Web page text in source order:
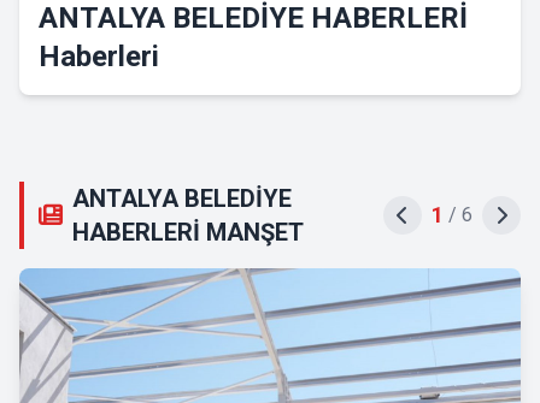
ANTALYA BELEDİYE HABERLERİ
Haberleri
ANTALYA BELEDİYE
HABERLERİ MANŞET
2 / 6